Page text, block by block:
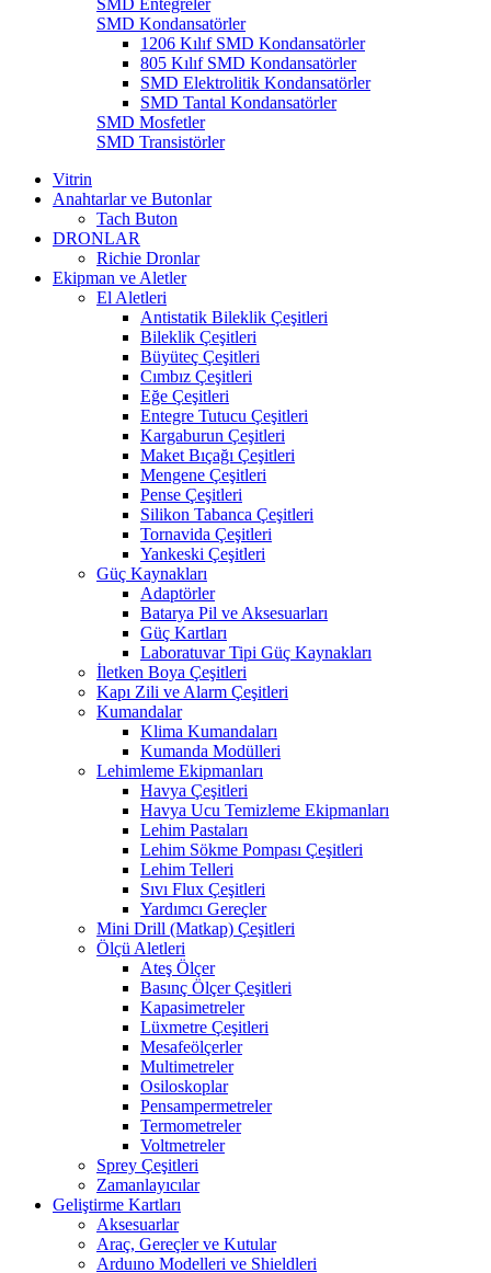
SMD Entegreler
SMD Kondansatörler
1206 Kılıf SMD Kondansatörler
805 Kılıf SMD Kondansatörler
SMD Elektrolitik Kondansatörler
SMD Tantal Kondansatörler
SMD Mosfetler
SMD Transistörler
Vitrin
Anahtarlar ve Butonlar
Tach Buton
DRONLAR
Richie Dronlar
Ekipman ve Aletler
El Aletleri
Antistatik Bileklik Çeşitleri
Bileklik Çeşitleri
Büyüteç Çeşitleri
Cımbız Çeşitleri
Eğe Çeşitleri
Entegre Tutucu Çeşitleri
Kargaburun Çeşitleri
Maket Bıçağı Çeşitleri
Mengene Çeşitleri
Pense Çeşitleri
Silikon Tabanca Çeşitleri
Tornavida Çeşitleri
Yankeski Çeşitleri
Güç Kaynakları
Adaptörler
Batarya Pil ve Aksesuarları
Güç Kartları
Laboratuvar Tipi Güç Kaynakları
İletken Boya Çeşitleri
Kapı Zili ve Alarm Çeşitleri
Kumandalar
Klima Kumandaları
Kumanda Modülleri
Lehimleme Ekipmanları
Havya Çeşitleri
Havya Ucu Temizleme Ekipmanları
Lehim Pastaları
Lehim Sökme Pompası Çeşitleri
Lehim Telleri
Sıvı Flux Çeşitleri
Yardımcı Gereçler
Mini Drill (Matkap) Çeşitleri
Ölçü Aletleri
Ateş Ölçer
Basınç Ölçer Çeşitleri
Kapasimetreler
Lüxmetre Çeşitleri
Mesafeölçerler
Multimetreler
Osiloskoplar
Pensampermetreler
Termometreler
Voltmetreler
Sprey Çeşitleri
Zamanlayıcılar
Geliştirme Kartları
Aksesuarlar
Araç, Gereçler ve Kutular
Arduıno Modelleri ve Shieldleri